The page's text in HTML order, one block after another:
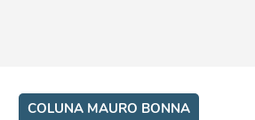
COLUNA MAURO BONNA